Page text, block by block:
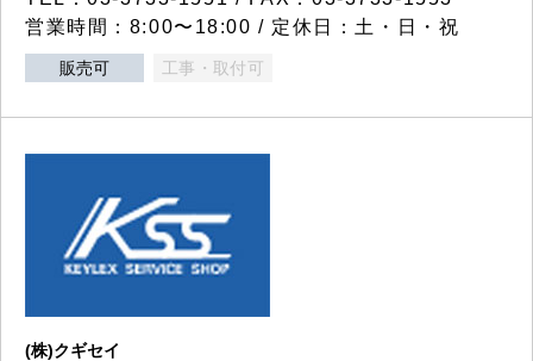
営業時間：8:00〜18:00 / 定休日：土・日・祝
販売可 工事・取付可
(株)クギセイ